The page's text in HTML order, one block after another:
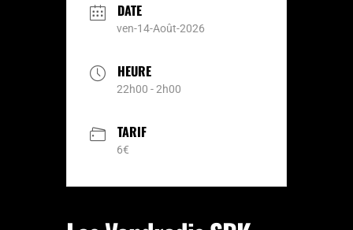
DATE
ven-14-Août-2026
HEURE
22h00 - 2h00
TARIF
6€